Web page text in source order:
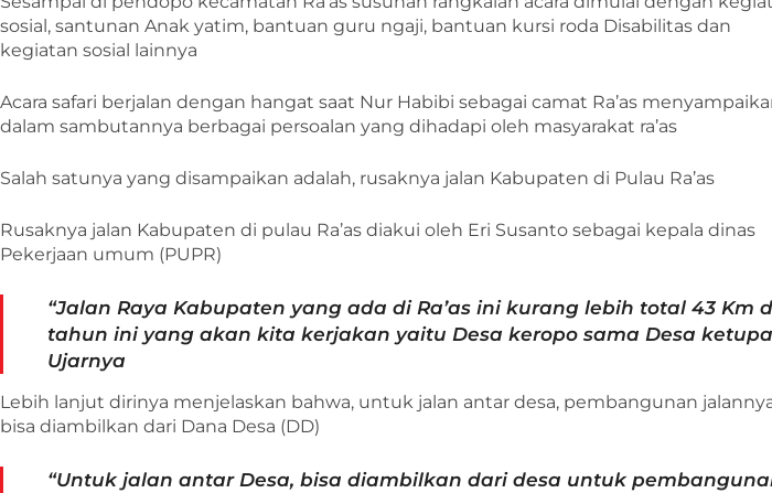
sosial, santunan Anak yatim, bantuan guru ngaji, bantuan kursi roda Disabilitas dan
kegiatan sosial lainnya
Acara safari berjalan dengan hangat saat Nur Habibi sebagai camat Ra’as
dalam sambutannya berbagai persoalan yang dihadapi oleh masyarakat ra’as
Salah satunya yang disampaikan adalah, rusaknya jalan Kabupaten di Pulau Ra’as
Rusaknya jalan Kabupaten di pulau Ra’as diakui oleh Eri Susanto sebagai kepala dinas
Pekerjaan umum (PUPR)
“Jalan Raya Kabupaten yang ada di Ra’as ini kurang lebih total 43 Km
tahun ini yang akan kita kerjakan yaitu Desa keropo sama Desa
Ujarnya
Lebih lanjut dirinya menjelaskan bahwa, untuk jalan antar desa, pembangunan
bisa diambilkan dari Dana Desa (DD)
“Untuk jalan antar Desa, bisa diambilkan dari desa untuk